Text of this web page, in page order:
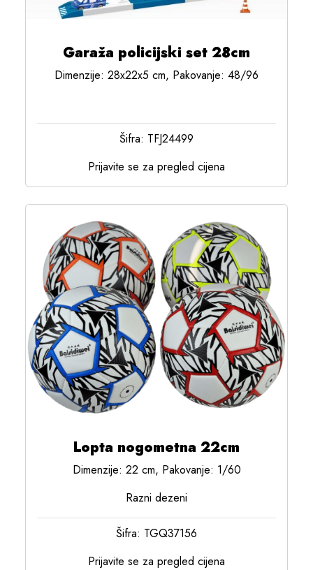
Garaža policijski set 28cm
Dimenzije: 28x22x5 cm, Pakovanje: 48/96
Šifra: TFJ24499
Prijavite se za pregled cijena
Lopta nogometna 22cm
Dimenzije: 22 cm, Pakovanje: 1/60
Razni dezeni
Šifra: TGQ37156
Prijavite se za pregled cijena